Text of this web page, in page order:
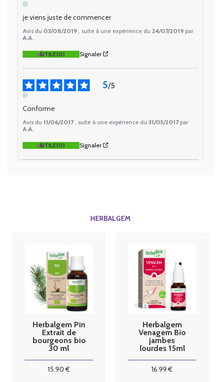
je viens juste de commencer
Avis du 03/08/2019 , suite à une expérience du 24/07/2019 par
A.A.
UTILE(0) Signaler
5/5
Conforme
Avis du 11/06/2017 , suite à une expérience du 31/05/2017 par
A.A.
UTILE(0) Signaler
HERBALGEM
Herbalgem Pin
Extrait de
bourgeons bio
30 ml
15.90 €
Herbalgem
Venagem Bio
jambes
lourdes 15ml
16.99 €